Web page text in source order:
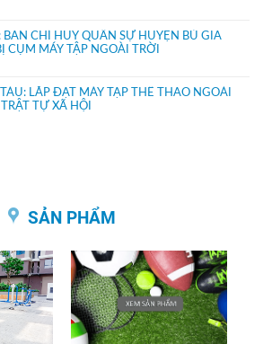
BAN CHỈ HUY QUÂN SỰ HUYỆN BÙ GIA
CỤM MÁY TẬP NGOÀI TRỜI
LẮP ĐẶT MÁY TẬP THỂ THAO NGOÀI
TỰ XÃ HỘI
SẢN PHẨM